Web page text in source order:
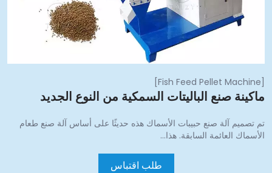
Fish Feed Pellet Machine
]
صنع الباليتات السمكية من النوع الجديد
تصميم آلة صنع حبيبات الأسماك هذه حديثًا على أساس آلة صنع طعام
العائمة السابقة. هذا…
طلب اقتباس